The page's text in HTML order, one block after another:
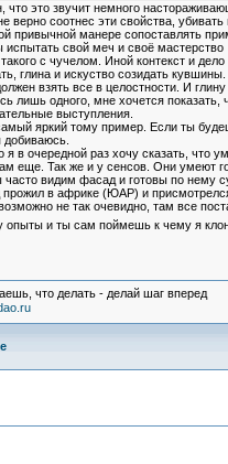
что это звучит немного
верно соотнес эти свойства,
привычной манере сопоставлять
испытать свой меч и своё
с чучелом. Иной контекст и
глина и искуство созидать
взять все в целостности. И
лишь одного, мне хочется показать,
выступления.
яркий тому пример. Если ты
я в очередной раз хочу сказать,
еще. Так же и у сенсов. Они умеют
часто видим фасад и готовы по нему
прожил в африке (ЮАР) и
не так очевидно, там все
опыты и ты сам поймешь к чему я
что делать - делай шаг вперед